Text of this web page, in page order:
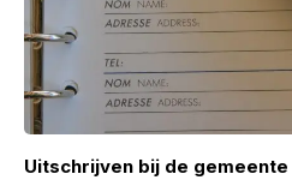
Uitschrijven bij de